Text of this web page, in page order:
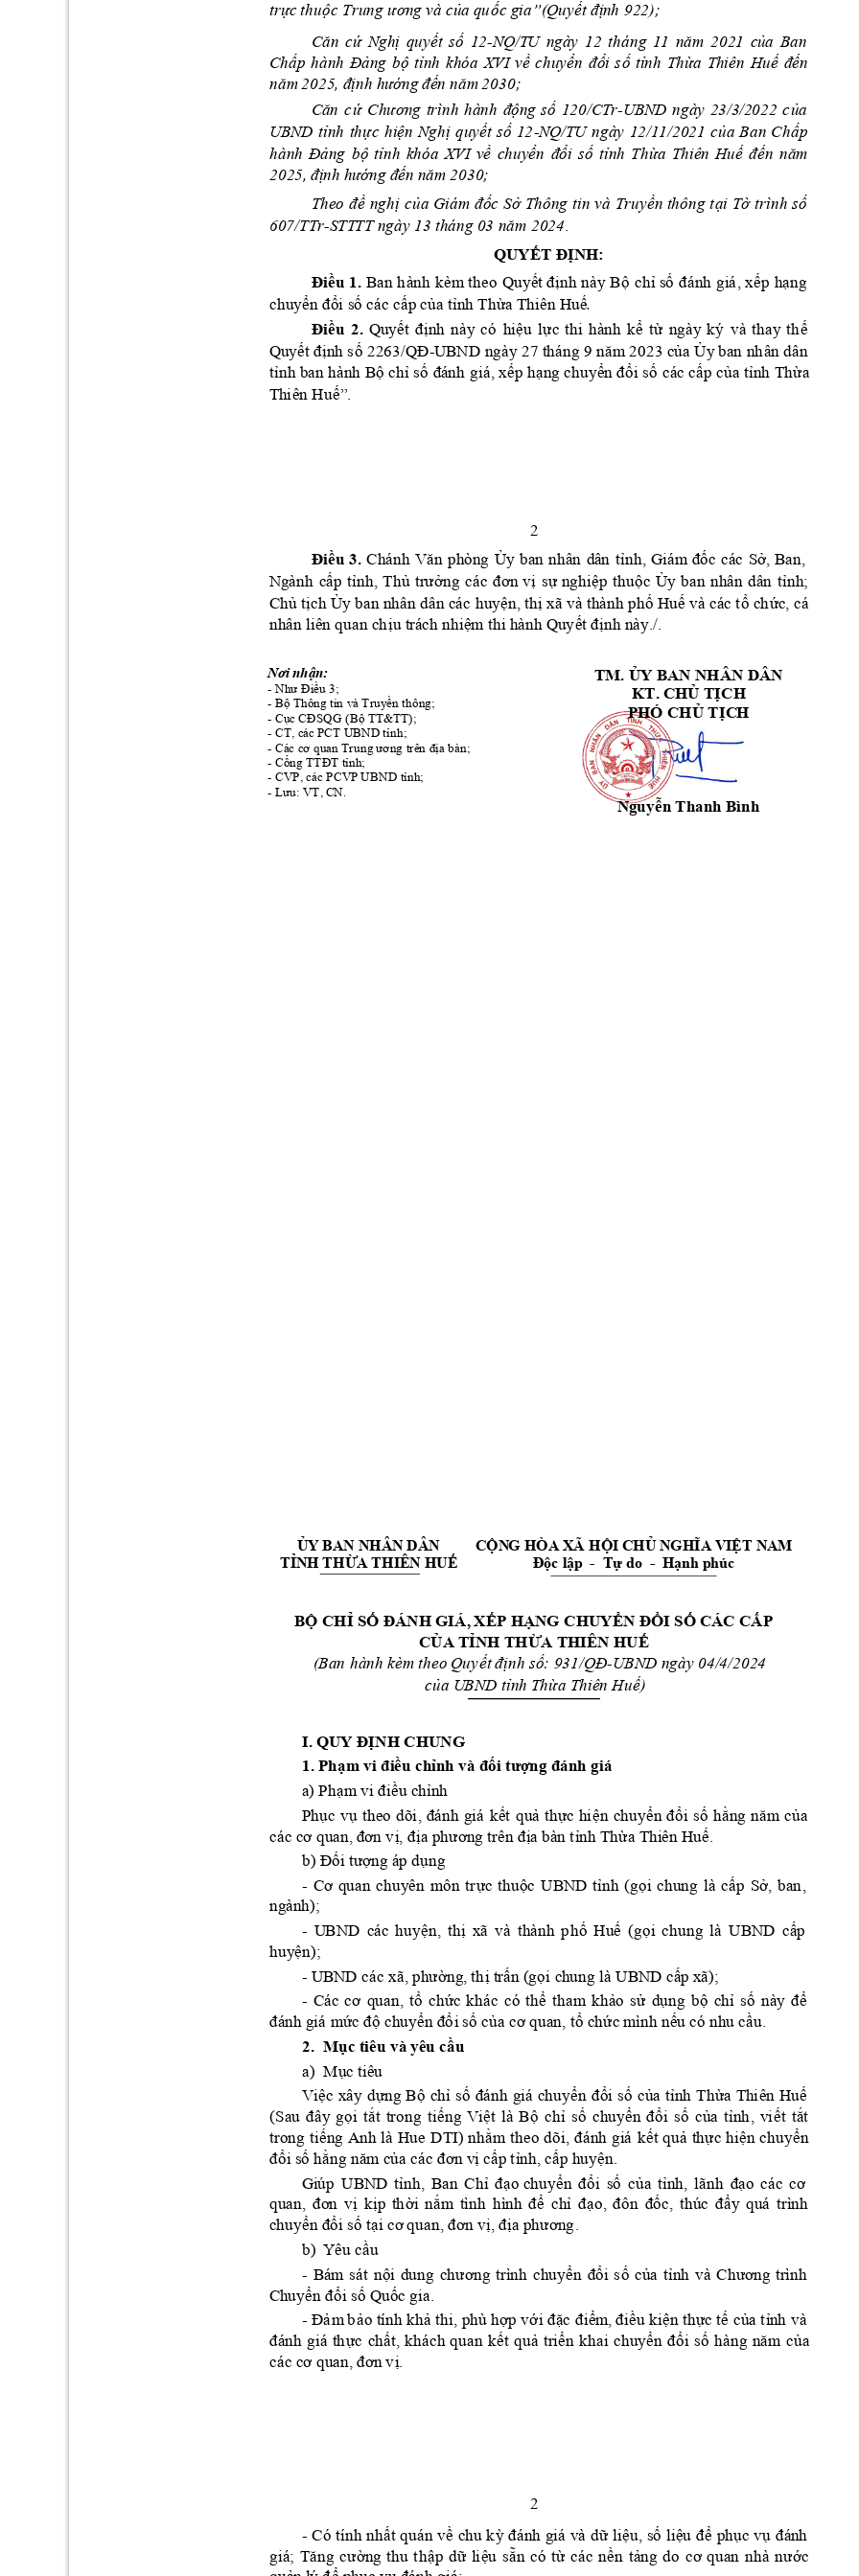
trực thuộc Trung ương và của quốc gia”(Quyết định 922);
Căn cứ Nghị quyết số 12-NQ/TU ngày 12 tháng 11 năm 2021 của Ban
Chấp hành Đảng bộ tỉnh khóa XVI về chuyển đổi số tỉnh Thừa Thiên Huế đến
năm 2025, định hướng đến năm 2030;
Căn cứ Chương trình hành động số 120/CTr-UBND ngày 23/3/2022 của
UBND tỉnh thực hiện Nghị quyết số 12-NQ/TU ngày 12/11/2021 của Ban Chấp
hành Đảng bộ tỉnh khóa XVI về chuyển đổi số tỉnh Thừa Thiên Huế đến năm
2025, định hướng đến năm 2030;
Theo đề nghị của Giám đốc Sở Thông tin và Truyền thông tại Tờ trình số
607/TTr-STTTT ngày 13 tháng 03 năm 2024.
QUYẾT ĐỊNH:
Điều 1. Ban hành kèm theo Quyết định này Bộ chỉ số đánh giá xếp hạng
chuyển đổi số các cấp của tỉnh Thừa Thiên Huế.
Điều 2. Quyết định này có hiệu lực thi hành kể từ ngày ký và thay thế
Quyết định số 2263/QĐ-UBND ngày 27 tháng 9 năm 2023 của Ủy ban nhân dân
tỉnh ban hành Bộ chỉ số đánh giá, xếp hạng chuyển đổi số các cấp của tỉnh Thừa
Thiên Huế”.
2
Điều 3. Chánh Văn phòng Ủy ban nhân dân tỉnh, Giám đốc các Sở, Ban,
Ngành cấp tỉnh, Thủ trưởng các đơn vị sự nghiệp thuộc Ủy ban nhân dân tỉnh;
Chủ tịch Ủy ban nhân dân các huyện, thị xã và thành phố Huế và các tổ chức, cá
nhân liên quan chịu trách nhiệm thi hành Quyết định này./.
Nơi nhận:
- Như Điều 3;
- Bộ Thông tin và Truyền thông;
- Cục CĐSQG (Bộ TT&TT);
- CT, các PCT UBND tỉnh;
- Các cơ quan Trung ương trên địa bàn;
- Cổng TTĐT tỉnh;
- CVP, các PCVP UBND tỉnh;
- Lưu: VT, CN.
TM. ỦY BAN NHÂN DÂN
KT. CHỦ TỊCH
PHÓ CHỦ TỊCH
Nguyễn Thanh Bình
ỦY BAN NHÂN DÂN
TỈNH THỪA THIÊN HUẾ
CỘNG HÒA XÃ HỘI CHỦ NGHĨA VIỆT NAM
Độc lập -
  T
ự do -  Hạnh phúc
BỘ CHỈ SỐ ĐÁNH GIÁ, XẾP HẠNG CHUYỂN ĐỔI SỐ CÁC CẤP
CỦA TỈNH THỪA THIÊN HUẾ
(Ban hành kèm theo Quyết định số: 931/QĐ-UBND ngày 04/4/2024
của UBND tỉnh Thừa Thiên Huế)
I. QUY ĐỊNH CHUNG
1. Phạm vi điều chỉnh và đối tượng đánh giá
a) Phạm vi điều chỉnh
Phục vụ theo dõi đánh giá kết quả thực hiện chuyển đổi số hằng năm của
các cơ quan, đơn vị, địa phương trên địa bàn tỉnh Thừa Thiên Huế
b) Đối tượng áp dụng
- Cơ quan chuyên môn trực thuộc UBND tỉnh (gọi chung là cấp Sở, ban,
ngành);
- UBND các huyện, thị xã và thành phố Huế (gọi chung là UBND cấp
huyện);
- UBND các xã, phường, thị trấn (gọi chung là UBND cấp xã);
- Các cơ quan, tổ chức khác có thể tham khảo sử dụng bộ chỉ số này để
đánh giá mức độ chuyển đổi số của cơ quan, tổ chức mình nếu có nhu cầu.
2. Mục tiêu và yêu cầu
a) Mục tiêu
Việc xây dựng Bộ chỉ số đánh giá chuyển đổi số của tỉnh Thừa Thiên Huế
(Sau đây gọi tắt trong tiếng Việt là Bộ chỉ số chuyển đổi số của tỉnh, viết tắt
trong tiếng Anh là Hue DTI) nhằm theo dõi, đánh giá kết quả thực hiện chuyển
đổi số hằng năm của các đơn vị cấp tỉnh, cấp huyện.
Giúp UBND tỉnh, Ban Chỉ đạo chuyển đổi số của tỉnh, lãnh đạo các cơ
quan, đơn vị kịp thời nắm tình hình để chỉ đạo, đôn đốc, thúc đẩy quá trình
chuyển đổi số tại cơ quan, đơn vị, địa phương.
b) Yêu cầu
- Bám sát nội dung chương trình chuyển đổi số của tỉnh và Chương trình
Chuyển đổi số Quốc gia.
- Đảm bảo tính khả thi, phù hợp với đặc điểm , điều kiện thực tế của tỉnh và
đánh giá thực chất, khách quan kết quả triển khai chuyển đổi số hàng năm của
các cơ quan, đơn vị.
2
- Có tính nhất quán về chu kỳ đánh giá và dữ liệu, số liệu để phục vụ đánh
giá; Tăng cường thu thập dữ liệu sẵn có từ các nền tảng do cơ quan nhà nước